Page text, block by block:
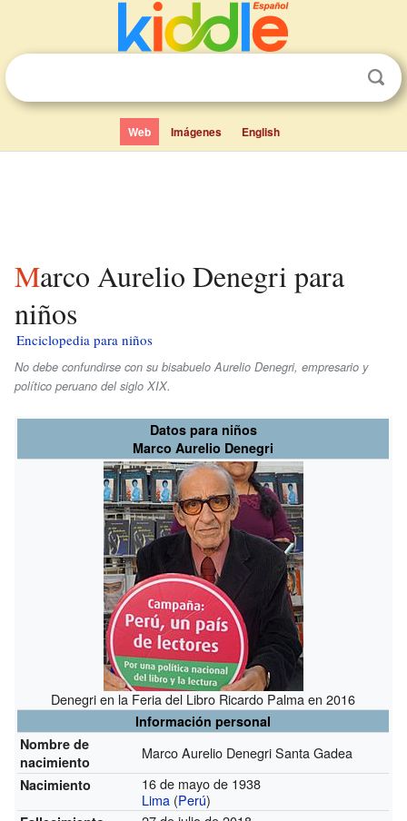
Web Imágenes English
Marco Aurelio Denegri para
niños
Enciclopedia para niños
No debe confundirse con su bisabuelo Aurelio Denegri, empresario y
político peruano del siglo XIX.
Datos para niños
Marco Aurelio Denegri
Denegri en la Feria del Libro Ricardo Palma en 2016
Información personal
Nombre de
nacimiento
Marco Aurelio Denegri Santa Gadea
Nacimiento
16 de mayo de 1938
Lima (Perú)